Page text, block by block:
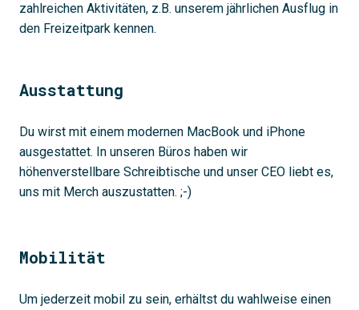
zahlreichen Aktivitäten, z.B. unserem jährlichen Ausflug in
den Freizeitpark kennen.
Ausstattung
Du wirst mit einem modernen MacBook und iPhone
ausgestattet. In unseren Büros haben wir
höhenverstellbare Schreibtische und unser CEO liebt es,
uns mit Merch auszustatten. ;-)
Mobilität
Um jederzeit mobil zu sein, erhältst du wahlweise einen